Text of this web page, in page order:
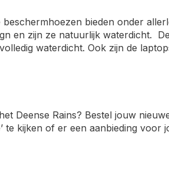
bieden onder
en zijn ze natuurlijk waterdicht.
waterdicht. Ook zijn de
Deense Rains? Bestel jouw
te kijken of er een aanbieding